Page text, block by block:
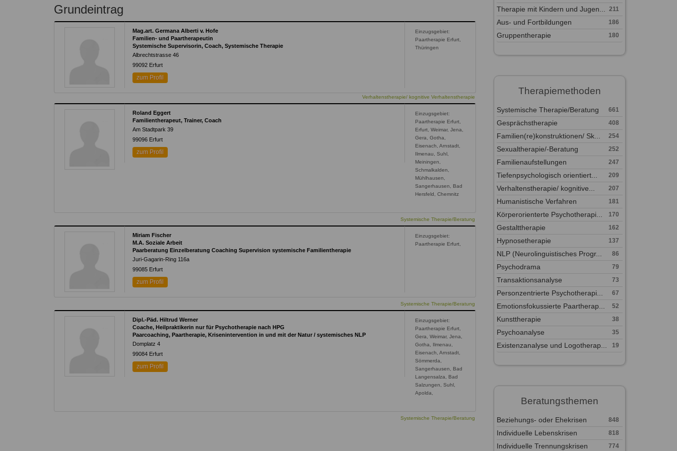
Therapeutenliste
Zum Kontaktformular
Grundeintrag
Mag.art. Germana Alberti v. Hofe
Familien- und Paartherapeutin
Systemische Supervisorin, Coach, Systemische Therapie
Albrechtstrasse 46
99092 Erfurt
zum Profil
Einzugsgebiet:
Paartherapie Erfurt,
Thüringen
Verhaltenstherapie/ kognitive Verhaltenstherapie
Roland Eggert
Familientherapeut, Trainer, Coach
Am Stadtpark 39
99096 Erfurt
zum Profil
Einzugsgebiet:
Paartherapie Erfurt,
Erfurt, Weimar, Jena,
Gera, Gotha,
Eisenach, Arnstadt,
Ilmenau, Suhl,
Meiningen,
Schmalkalden,
Mühlhausen,
Sangerhausen, Bad
Hersfeld, Chemnitz
Systemische Therapie/Beratung
Miriam Fischer
M.A. Soziale Arbeit
Paarberatung Einzelberatung Coaching Supervision systemische Familientherapie
Juri-Gagarin-Ring 116a
99085 Erfurt
zum Profil
Einzugsgebiet:
Paartherapie Erfurt,
Systemische Therapie/Beratung
Dipl.-Päd. Hiltrud Werner
Coache, Heilpraktikerin nur für Psychotherapie nach HPG
Paarcoaching, Paartherapie, Krisenintervention in und mit der Natur / systemisches NLP
Domplatz 4
99084 Erfurt
zum Profil
Einzugsgebiet:
Paartherapie Erfurt,
Gera, Weimar, Jena,
Gotha, Ilmenau,
Eisenach, Arnstadt,
Sömmerda,
Sangerhausen, Bad
Langensalza, Bad
Salzungen, Suhl,
Apolda,
Systemische Therapie/Beratung
Therapie mit Kindern und Jugen... 211
Aus- und Fortbildungen 186
Gruppentherapie 180
Therapiemethoden
Systemische Therapie/Beratung 661
Gesprächstherapie 408
Familien(re)konstruktionen/ Sk... 254
Sexualtherapie/-Beratung 252
Familienaufstellungen 247
Tiefenpsychologisch orientiert... 209
Verhaltenstherapie/ kognitive... 207
Humanistische Verfahren 181
Körperorienterte Psychotherapi... 170
Gestalttherapie 162
Hypnosetherapie 137
NLP (Neurolinguistisches Progr... 86
Psychodrama 79
Transaktionsanalyse 73
Personzentrierte Psychotherapi... 67
Emotionsfokussierte Paartherap... 52
Kunsttherapie 38
Psychoanalyse 35
Existenzanalyse und Logotherap... 19
Beratungsthemen
Beziehungs- oder Ehekrisen 848
Individuelle Lebenskrisen 818
Individuelle Trennungskrisen 774